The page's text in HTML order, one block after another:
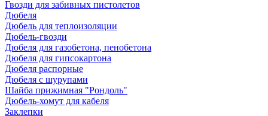
Гвозди для забивных пистолетов
Дюбеля
Дюбель для теплоизоляции
Дюбель-гвозди
Дюбеля для газобетона, пенобетона
Дюбеля для гипсокартона
Дюбеля распорные
Дюбеля с шурупами
Шайба прижимная "Рондоль"
Дюбель-хомут для кабеля
Заклепки